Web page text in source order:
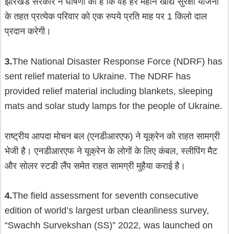
के तहत प्रत्येक परिवार को एक रुपये प्रति माह पर 1 किलो दाल
प्रदान करेगी।
3.The National Disaster Response Force (NDRF) has
sent relief material to Ukraine. The NDRF has
provided relief material including blankets, sleeping
mats and solar study lamps for the people of Ukraine.
राष्ट्रीय आपदा मोचन बल (एनडीआरएफ) ने यूक्रेन को राहत सामग्री
भेजी है। एनडीआरएफ ने यूक्रेन के लोगों के लिए कंबल, स्लीपिंग मैट
और सोलर स्टडी लैंप समेत राहत सामग्री मुहैया कराई है।
4.The field assessment for seventh consecutive
edition of world’s largest urban cleanliness survey,
“Swachh Survekshan (SS)” 2022, was launched on